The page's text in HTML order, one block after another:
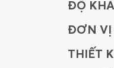
ĐỘ
ĐƠN VỊ
THIẾT